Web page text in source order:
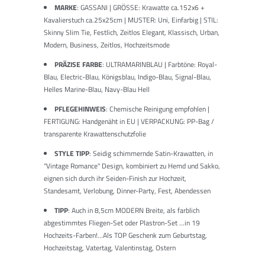
MARKE: GASSANI | GRÖSSE: Krawatte ca.152x6 +
Kavalierstuch ca.25x25cm | MUSTER: Uni, Einfarbig | STIL:
Skinny Slim Tie, Festlich, Zeitlos Elegant, Klassisch, Urban,
Modern, Business, Zeitlos, Hochzeitsmode
PRÄZISE FARBE: ULTRAMARINBLAU | Farbtöne: Royal-
Blau, Electric-Blau, Königsblau, Indigo-Blau, Signal-Blau,
Helles Marine-Blau, Navy-Blau Hell
PFLEGEHINWEIS: Chemische Reinigung empfohlen |
FERTIGUNG: Handgenäht in EU | VERPACKUNG: PP-Bag /
transparente Krawattenschutzfolie
STYLE TIPP: Seidig schimmernde Satin-Krawatten, in
"Vintage Romance" Design, kombiniert zu Hemd und Sakko,
eignen sich durch ihr Seiden-Finish zur Hochzeit,
Standesamt, Verlobung, Dinner-Party, Fest, Abendessen
TIPP: Auch in 8,5cm MODERN Breite, als farblich
abgestimmtes Fliegen-Set oder Plastron-Set ...in 19
Hochzeits-Farben!...Als TOP Geschenk zum Geburtstag,
Hochzeitstag, Vatertag, Valentinstag, Ostern